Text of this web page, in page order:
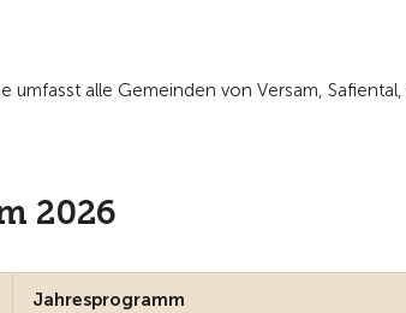
umfasst alle Gemeinden von Versam,
2026
Jahresprogramm